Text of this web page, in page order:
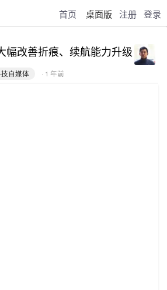
首页 桌面版 注册 登录
幅改善折痕、续航能力升级
自媒体 · 1 年前